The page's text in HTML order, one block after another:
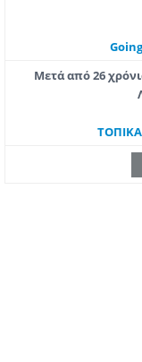
Μετά από 26